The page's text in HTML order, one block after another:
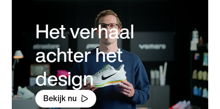
Het verhaal
achter het
design
Bekijk nu